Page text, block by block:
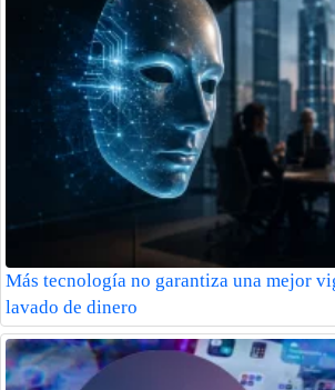
Más tecnología no garantiza una mejor
lavado de dinero